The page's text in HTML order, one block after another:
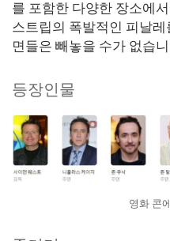
를 포함한 다양한 장소에
스트립의 폭발적인 피날
면들은 빼놓을 수가 없습
등장인물
영화 콘